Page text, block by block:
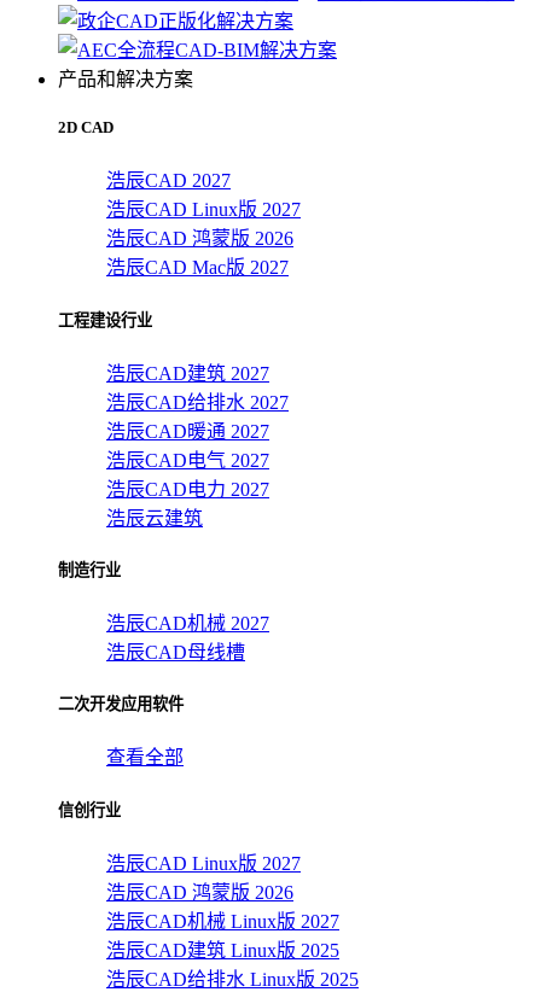
产品和解决方案
2D CAD
浩辰CAD 2027
浩辰CAD Linux版 2027
浩辰CAD 鸿蒙版 2026
浩辰CAD Mac版 2027
工程建设行业
浩辰CAD建筑 2027
浩辰CAD给排水 2027
浩辰CAD暖通 2027
浩辰CAD电气 2027
浩辰CAD电力 2027
浩辰云建筑
制造行业
浩辰CAD机械 2027
浩辰CAD母线槽
二次开发应用软件
查看全部
信创行业
浩辰CAD Linux版 2027
浩辰CAD 鸿蒙版 2026
浩辰CAD机械 Linux版 2027
浩辰CAD建筑 Linux版 2025
浩辰CAD给排水 Linux版 2025